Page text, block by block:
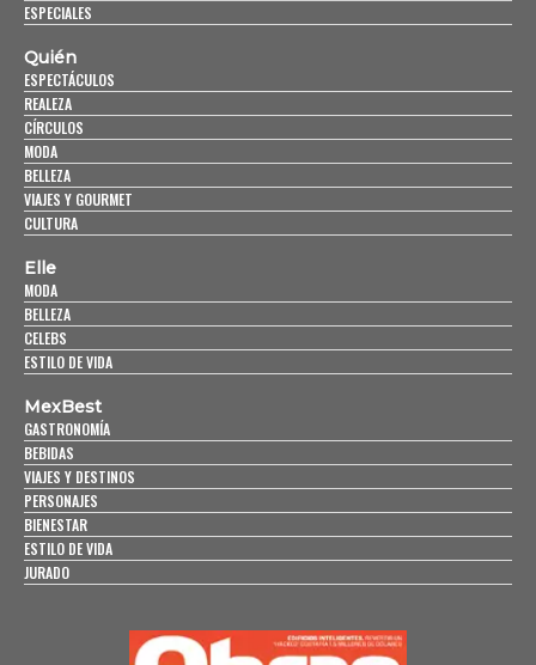
ESPECIALES
Quién
ESPECTÁCULOS
REALEZA
CÍRCULOS
MODA
BELLEZA
VIAJES Y GOURMET
CULTURA
Elle
MODA
BELLEZA
CELEBS
ESTILO DE VIDA
MexBest
GASTRONOMÍA
BEBIDAS
VIAJES Y DESTINOS
PERSONAJES
BIENESTAR
ESTILO DE VIDA
JURADO